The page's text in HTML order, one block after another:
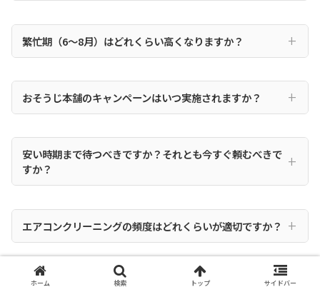
繁忙期（6〜8月）はどれくらい高くなりますか？
おそうじ本舗のキャンペーンはいつ実施されますか？
安い時期まで待つべきですか？それとも今すぐ頼むべきで
すか？
エアコンクリーニングの頻度はどれくらいが適切ですか？
エアコンクリーニングを安くする方法はありますか？
ホーム 検索 トップ サイドバー